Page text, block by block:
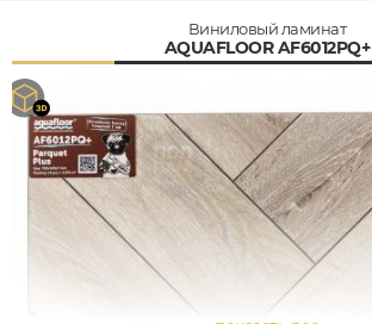
Виниловый ламинат
AQUAFLOOR AF6012PQ+